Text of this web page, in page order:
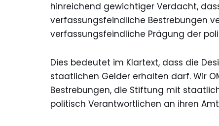
hinreichend gewichtiger Verdacht,
verfassungsfeindliche Bestrebungen
verfassungsfeindliche Prägung der
Dies bedeutet im Klartext, dass die
staatlichen Gelder erhalten darf. Wir
Bestrebungen, die Stiftung mit
politisch Verantwortlichen an ihren